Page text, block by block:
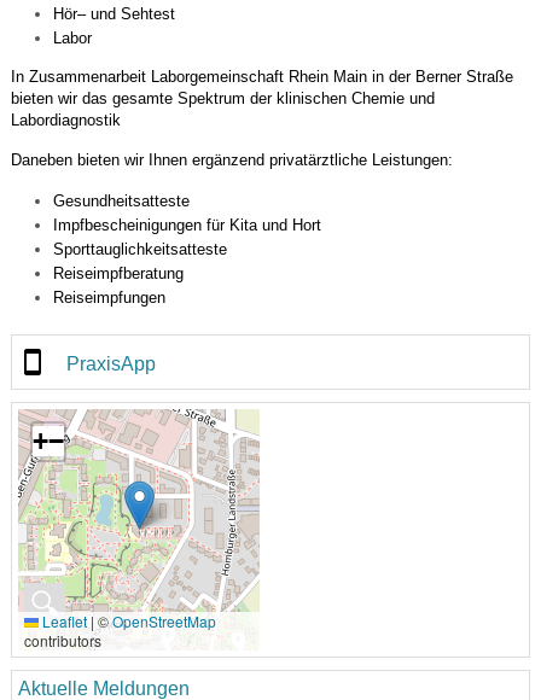
Hör– und Sehtest
Labor
In Zusammenarbeit Laborgemeinschaft Rhein Main in der Berner Straße
bieten wir das gesamte Spektrum der klinischen Chemie und
Labordiagnostik
Daneben bieten wir Ihnen ergänzend privatärztliche Leistungen:
Gesundheitsatteste
Impfbescheinigungen für Kita und Hort
Sporttauglichkeitsatteste
Reiseimpfberatung
Reiseimpfungen
PraxisApp
🔍
+−
Leaflet | ©OpenStreetMap
contributors
Aktuelle Meldungen